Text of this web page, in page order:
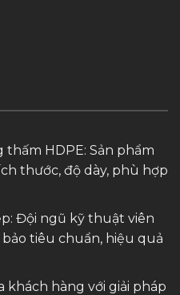
HDPE: Sản phẩm
thước, độ dày, phù hợp
Đội ngũ kỹ thuật viên
tiêu chuẩn, hiệu quả
khách hàng với giải pháp